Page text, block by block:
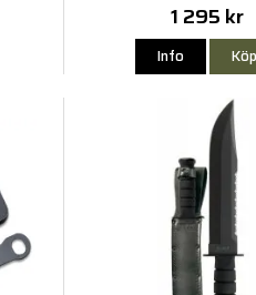
1 295 kr
Info Köp